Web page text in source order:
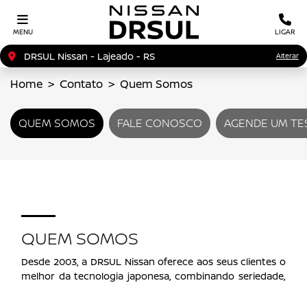
MENU LIGAR
DRSUL Nissan - Lajeado - RS Alterar
Home Contato Quem Somos
QUEM SOMOS FALE CONOSCO AGENDE UM
QUEM SOMOS
Desde 2003, a DRSUL Nissan oferece aos seus clientes o
melhor da tecnologia japonesa, combinando seriedade,